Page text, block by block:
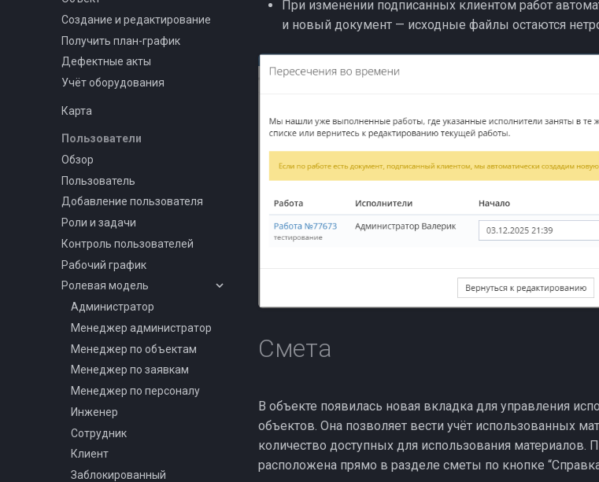
Создание и редактирование
Получить план-график
Дефектные акты
Учёт оборудования
Карта
Пользователи
Обзор
Пользователь
Добавление пользователя
Роли и задачи
Контроль пользователей
Рабочий график
Ролевая модель
Администратор
Менеджер администратор
Менеджер по объектам
Менеджер по заявкам
Менеджер по персоналу
Инженер
Сотрудник
Клиент
Заблокированный
При изменении подписанных клиентом работ
и новый документ — исходные файлы остаются
Смета
В объекте появилась новая вкладка для управления
объектов. Она позволяет вести учёт использованных
количество доступных для использования материалов.
расположена прямо в разделе сметы по кнопке